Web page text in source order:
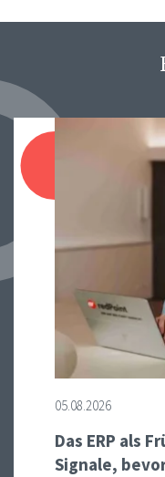
05.08.2026
Das ERP als
Signale,